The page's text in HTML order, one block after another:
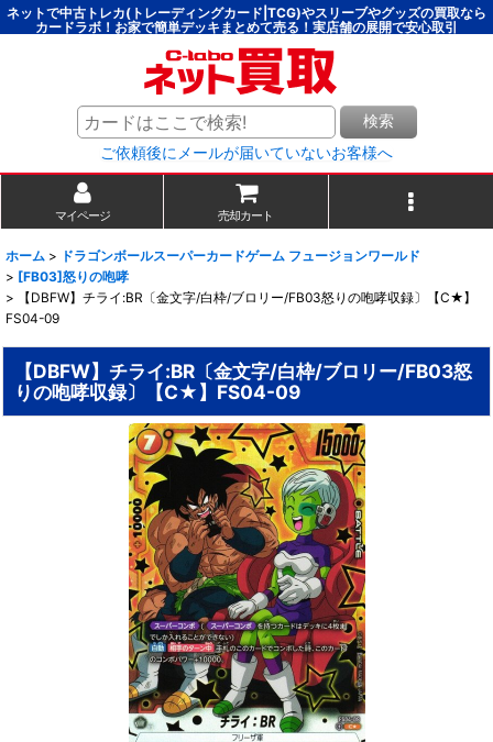
ネットで中古トレカ(トレーディングカード|TCG)やスリーブやグッズの買取なら
カードラボ！お家で簡単デッキまとめて売る！実店舗の展開で安心取引
検索
ご依頼後にメールが届いていないお客様へ
マイページ 売却カート
ホーム > ドラゴンボールスーパーカードゲーム フュージョンワールド
> [FB03]怒りの咆哮
>
【DBFW】チライ:BR〔金文字/白枠/ブロリー/FB03怒りの咆哮収録〕【C★】
FS04-09
【DBFW】チライ:BR〔金文字/白枠/ブロリー/FB03怒
りの咆哮収録〕【C★】FS04-09